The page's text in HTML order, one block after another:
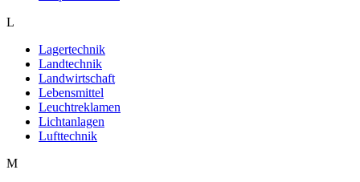
L
Lagertechnik
Landtechnik
Landwirtschaft
Lebensmittel
Leuchtreklamen
Lichtanlagen
Lufttechnik
M